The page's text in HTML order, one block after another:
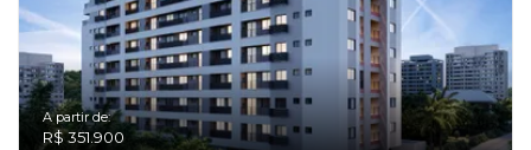
A partir de:
R$ 351.900